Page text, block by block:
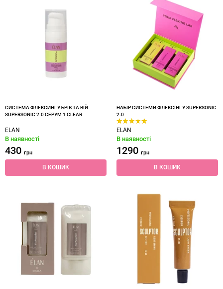
СИСТЕМА ФЛЕКСИНГУ БРІВ ТА ВІЙ
SUPERSONIC 2.0 СЕРУМ 1 CLEAR
ELAN
В наявності
430 грн
В КОШИК
НАБІР СИСТЕМИ ФЛЕКСІНГУ SUPERSONIC
2.0
ELAN
В наявності
1290 грн
В КОШИК